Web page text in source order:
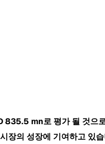
835.5 mn로 평가 될 것으
장의 성장에 기여하고 있